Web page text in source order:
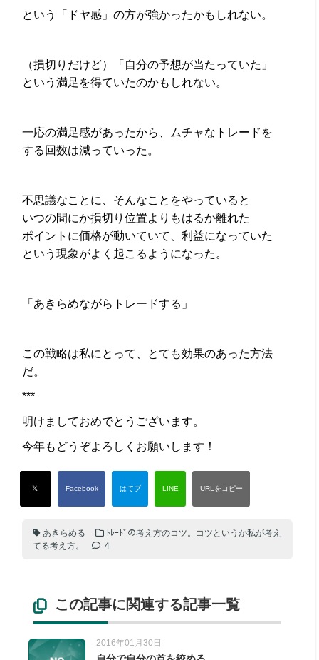
という「ドヤ感」の方が強かったかもしれない。
（損切りだけど）「自分の予想が当たっていた」
という満足を得ていたのかもしれない。
一応の満足感があったから、ムチャなトレードを
する回数は減っていった。
不思議なことに、そんなことをやっていると
いつの間にか損切り位置よりもはるか離れた
ポイントに価格が動いていて、利益になっていた
という現象がよく起こるようになった。
「あきらめながらトレードする」
この戦略は私にとって、とても効果のあった方法
だ。
***
明けましておめでとうございます。
今年もどうぞよろしくお願いします！
あきらめる
ﾄﾚｰﾄﾞの考え方のコツ。コツというか私が考え
てる考え方。
4
この記事に関連する記事一覧
2016年01月30日